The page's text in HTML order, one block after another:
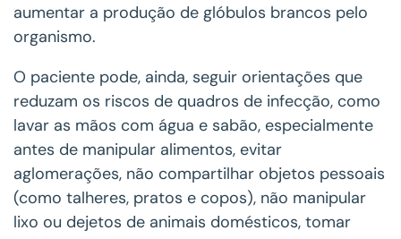
aumentar a produção de glóbulos brancos pelo
organismo.
O paciente pode, ainda, seguir orientações que
reduzam os riscos de quadros de infecção, como
lavar as mãos com água e sabão, especialmente
antes de manipular alimentos, evitar
aglomerações, não compartilhar objetos pessoais
(como talheres, pratos e copos), não manipular
lixo ou dejetos de animais domésticos, tomar